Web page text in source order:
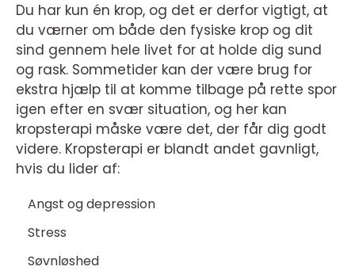
Du har kun én krop, og det er derfor vigtigt, at
du værner om både den fysiske krop og dit
sind gennem hele livet for at holde dig sund
og rask. Sommetider kan der være brug for
ekstra hjælp til at komme tilbage på rette spor
igen efter en svær situation, og her kan
kropsterapi måske være det, der får dig godt
videre. Kropsterapi er blandt andet gavnligt,
hvis du lider af:
Angst og depression
Stress
Søvnløshed